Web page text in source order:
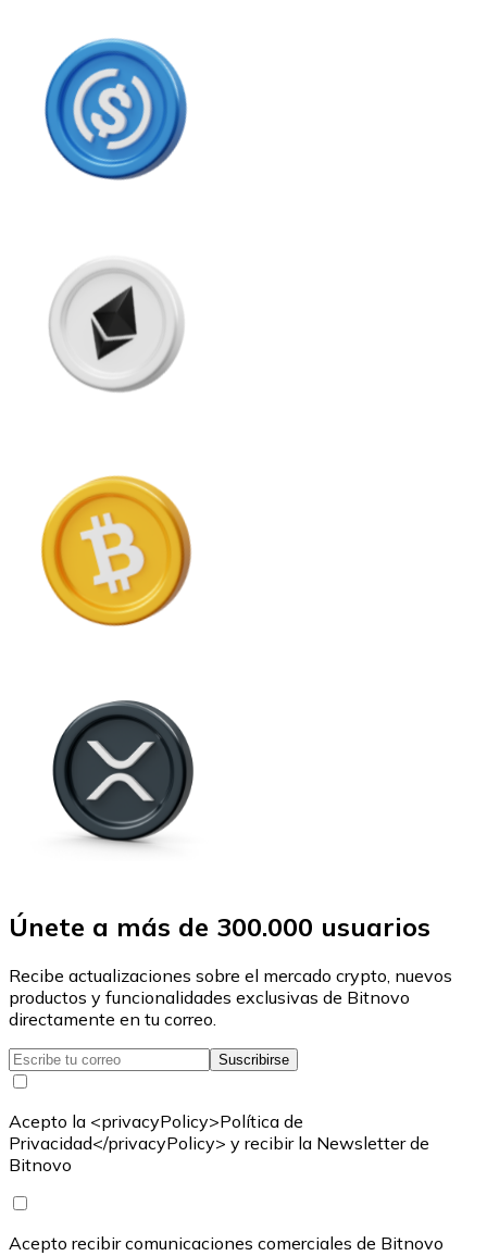
Únete a más de 300.000 usuarios
Recibe actualizaciones sobre el mercado crypto, nuevos
productos y funcionalidades exclusivas de Bitnovo
directamente en tu correo.
Suscribirse
Acepto la <privacyPolicy>Política de
Privacidad</privacyPolicy> y recibir la Newsletter de
Bitnovo
Acepto recibir comunicaciones comerciales de Bitnovo